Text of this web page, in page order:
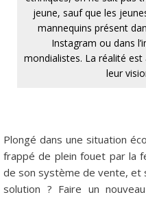
jeune, sauf que les
mannequins présent
Instagram ou dans
mondialistes. La réalité
leur
Plongé dans une situation
frappé de plein fouet par la
de son système de vente, et
solution ? Faire un